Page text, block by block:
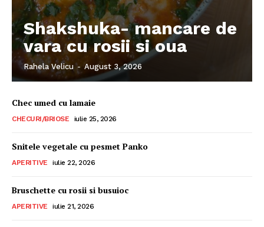
Shakshuka- mancare de
vara cu rosii si oua
Rahela Velicu - August 3, 2026
Chec umed cu lamaie
CHECURI/BRIOSE iulie 25, 2026
Snitele vegetale cu pesmet Panko
APERITIVE iulie 22, 2026
Bruschette cu rosii si busuioc
APERITIVE iulie 21, 2026